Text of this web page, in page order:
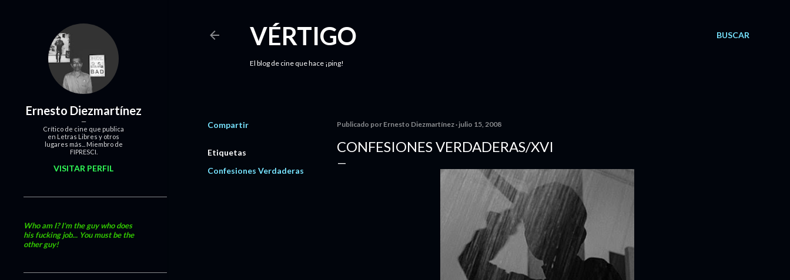
BUSCAR
VÉRTIGO
El blog de cine que hace ¡ping!
Compartir
Etiquetas
Confesiones Verdaderas
Publicado por Ernesto Diezmartínez julio 15, 2008
CONFESIONES VERDADERAS/XVI
Ernesto Diezmartínez
Crítico de cine que publica
en Letras Libres y otros
lugares más... Miembro de
FIPRESCI.
VISITAR PERFIL
Who am I? I'm the guy who does
his fucking job... You must be the
other guy!